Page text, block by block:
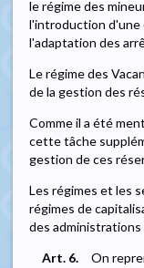
le régime des
l'introduction d'une
l'adaptation des
Le régime des
de la gestion des
Comme il a été
cette tâche
gestion de ces
Les régimes et les
régimes de
des
Art. 6.
On